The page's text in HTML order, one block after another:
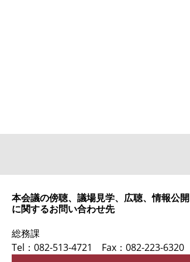
本会議の傍聴、議場見学、広聴、情報公開
に関するお問い合わせ先
総務課
Tel：082-513-4721
Fax：082-223-6320